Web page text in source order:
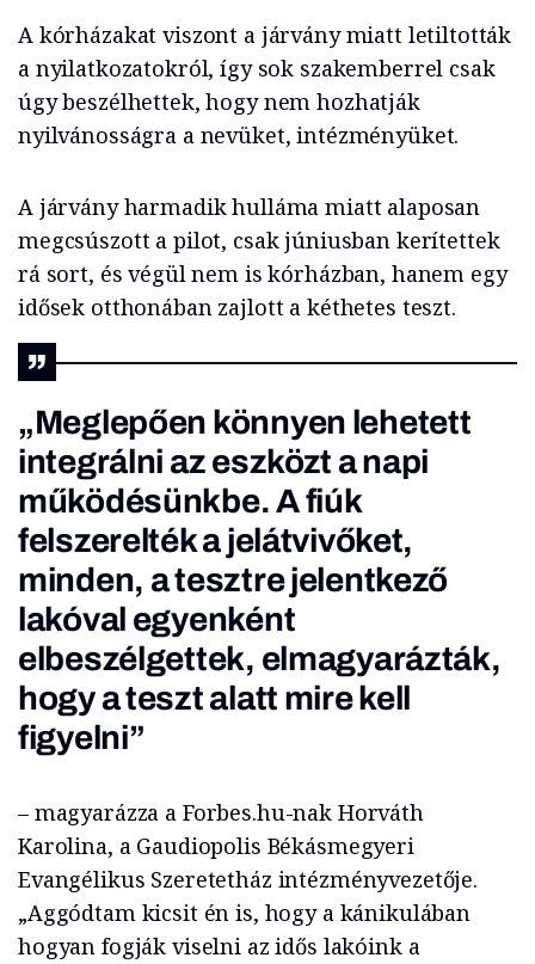
A kórházakat viszont a járvány miatt letiltották
a nyilatkozatokról, így sok szakemberrel csak
úgy beszélhettek, hogy nem hozhatják
nyilvánosságra a nevüket, intézményüket.
A járvány harmadik hulláma miatt alaposan
megcsúszott a pilot, csak júniusban kerítettek
rá sort, és végül nem is kórházban, hanem egy
idősek otthonában zajlott a kéthetes teszt.
„Meglepően könnyen lehetett
integrálni az eszközt a napi
működésünkbe. A fiúk
felszerelték a jelátvivőket,
minden, a tesztre jelentkező
lakóval egyenként
elbeszélgettek, elmagyarázták,
hogy a teszt alatt mire kell
figyelni”
– magyarázza a Forbes.hu-nak Horváth
Karolina, a Gaudiopolis Békásmegyeri
Evangélikus Szeretetház intézményvezetője.
„Aggódtam kicsit én is, hogy a kánikulában
hogyan fogják viselni az idős lakóink a